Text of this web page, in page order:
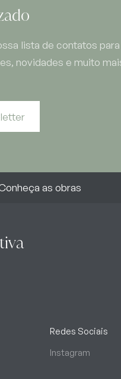
lista de contatos
novidades e muito
as obras
Redes Sociais
Instagram